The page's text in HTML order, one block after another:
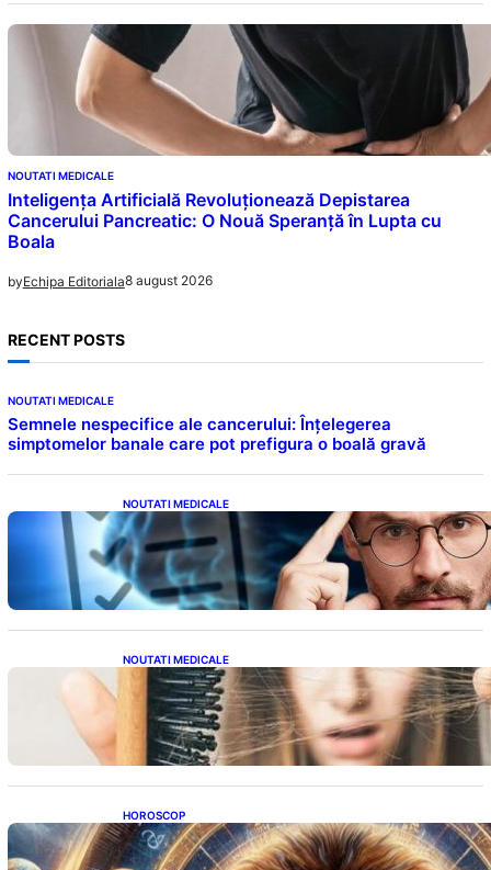
NOUTATI MEDICALE
Inteligența Artificială Revoluționează Depistarea
Cancerului Pancreatic: O Nouă Speranță în Lupta cu
Boala
byEchipa Editoriala8 august 2026
RECENT POSTS
NOUTATI MEDICALE
Semnele nespecifice ale cancerului: Înțelegerea
simptomelor banale care pot prefigura o boală gravă
NOUTATI MEDICALE
Inteligența dincolo de note: Semnele unui IQ
ridicat care nu țin de școală
NOUTATI MEDICALE
Semnele unei deficiențe de proteine:
Impactul asupra sănătății tale
HOROSCOP
Portalul Leului 8/8: Oportunități de
Abundență pentru Cinci Zodii în 2026